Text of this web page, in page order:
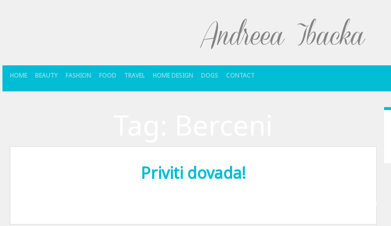
HOME BEAUTY FASHION FOOD TRAVEL HOME DESIGN DOGS CONTACT
Priviti dovada!
Ce spuneam despre plagiere? Priviti dovada… Bine, bine, o fi un subiect de sezon, dar chiar asa a doua zi dupa ce am scris